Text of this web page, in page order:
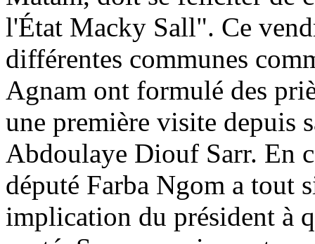
l'État Macky Sall". Ce
différentes communes
Agnam ont formulé des
une première visite depuis
Abdoulaye Diouf Sarr. En
député Farba Ngom a tout
implication du président à